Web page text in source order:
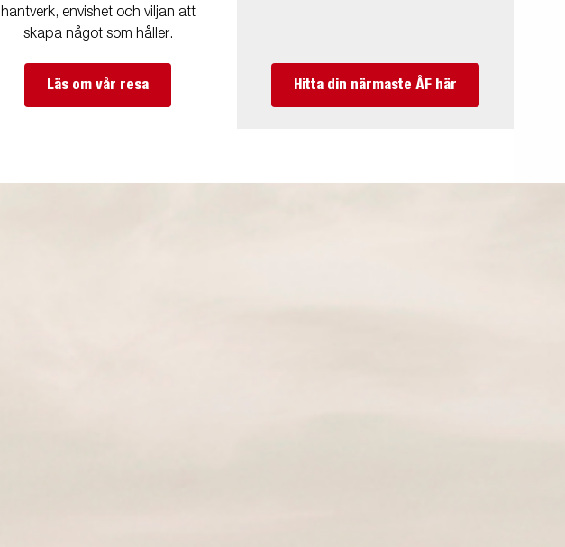
hantverk, envishet och viljan att
skapa något som håller.
Läs om vår resa Hitta din närmaste ÅF här